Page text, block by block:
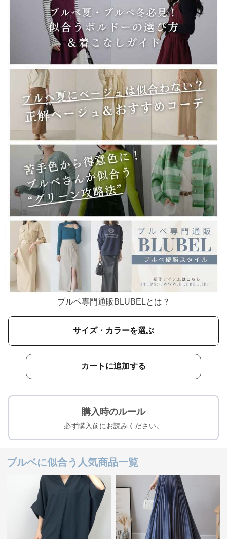
ブルベ専門通販BLUBELとは？
サイズ・カラーを選ぶ
カートに追加する
購入時のルール
必ず購入前にお読みください。
ブルベに似合う人気商品一覧